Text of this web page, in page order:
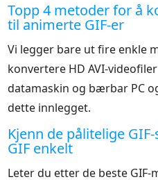
Topp 4 metoder for å
til animerte GIF-er
Vi legger bare ut fire enkle
konvertere HD AVI-
datamaskin og bærbar PC
dette innlegget.
Kjenn de pålitelige
GIF enkelt
Leter du etter de beste GIF-